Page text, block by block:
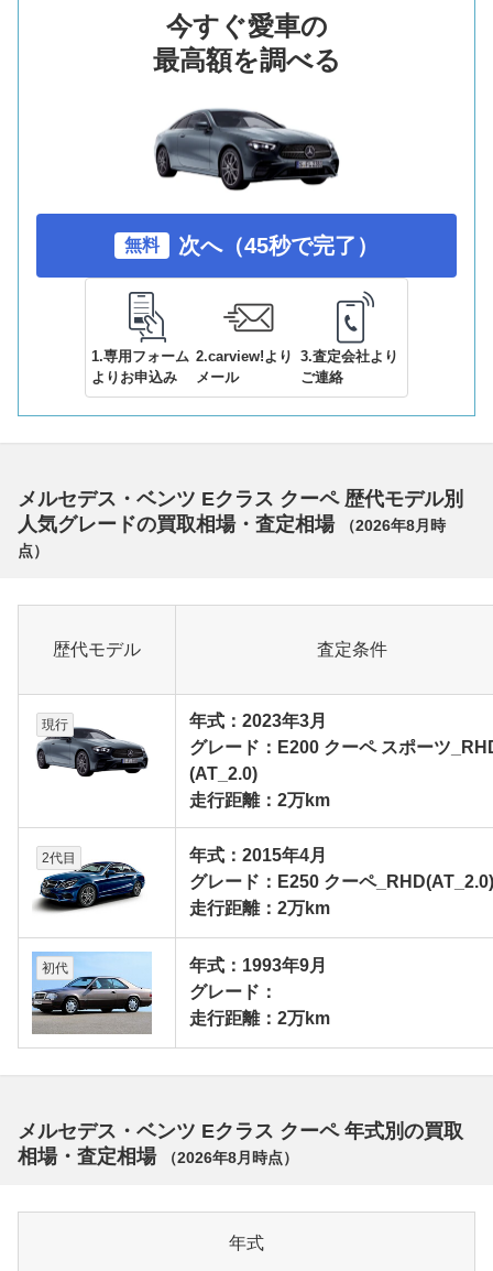
今すぐ愛車の
最高額を調べる
無料 次へ（45秒で完了）
1.専用フォーム
よりお申込み
2.carview!より
メール
3.査定会社より
ご連絡
メルセデス・ベンツ Eクラス クーペ 歴代モデル別
人気グレードの買取相場・査定相場
（2026年8月 時
点）
歴代モデル 査定条件
現行
年式：2023年3月
グレード：E200 クーペ スポーツ
(AT_2.0)
走行距離：2万km
2代目
年式：2015年4月
グレード：E250 クーペ_RHD(AT_2.0)
走行距離：2万km
初代
年式：1993年9月
グレード：
走行距離：2万km
メルセデス・ベンツ Eクラス クーペ 年式別の買取
相場・査定相場
（2026年8月 時点）
年式